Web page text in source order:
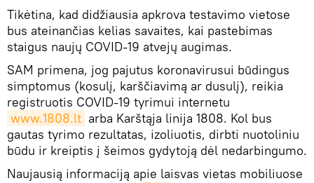
Tikėtina, kad didžiausia apkrova testavimo vietose
bus ateinančias kelias savaites, kai pastebimas
staigus naujų COVID-19 atvejų augimas.
SAM primena, jog pajutus koronavirusui būdingus
simptomus (kosulį, karščiavimą ar dusulį), reikia
registruotis COVID-19 tyrimui internetu
www.1808.lt arba Karštąja linija 1808. Kol bus
gautas tyrimo rezultatas, izoliuotis, dirbti nuotoliniu
būdu ir kreiptis į šeimos gydytoją dėl nedarbingumo.
Naujausią informaciją apie laisvas vietas mobiliuose